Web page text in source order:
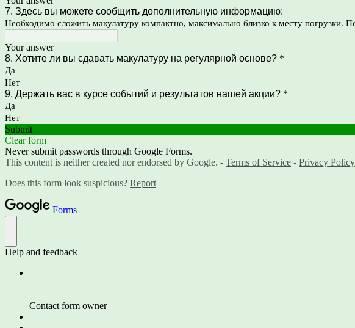
7. Здесь вы можете сообщить дополнительную информацию:
Необходимо сложить макулатуру компактно, максимально близко к месту погрузки.
Your answer
8. Хотите ли вы сдавать макулатуру на регулярной основе? *
Да
Нет
9. Держать вас в курсе событий и результатов нашей акции? *
Да
Нет
Submit
Clear form
Never submit passwords through Google Forms.
This content is neither created nor endorsed by Google. - Terms of Service - Privacy Policy
Does this form look suspicious? Report
Forms
Help and feedback
Contact form owner